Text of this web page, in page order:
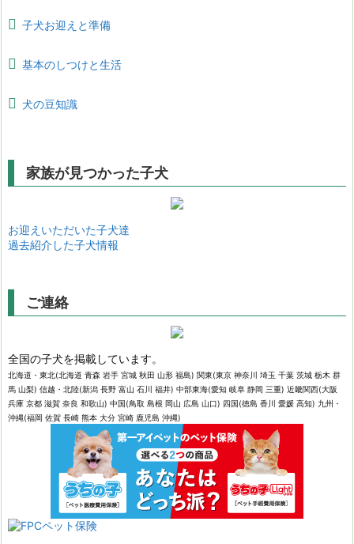
子犬お迎えと準備
基本のしつけと生活
犬の豆知識
家族が見つかった子犬
お迎えいただいた子犬達
過去紹介した子犬情報
ご連絡
全国の子犬を掲載しています。
北海道・東北(北海道 青森 岩手 宮城 秋田 山形 福島) 関東(東京 神奈川 埼玉 千葉 茨城 栃木 群
馬 山梨) 信越・北陸(新潟 長野 富山 石川 福井) 中部東海(愛知 岐阜 静岡 三重) 近畿関西(大阪
兵庫 京都 滋賀 奈良 和歌山) 中国(鳥取 島根 岡山 広島 山口) 四国(徳島 香川 愛媛 高知) 九州・
沖縄(福岡 佐賀 長崎 熊本 大分 宮崎 鹿児島 沖縄)